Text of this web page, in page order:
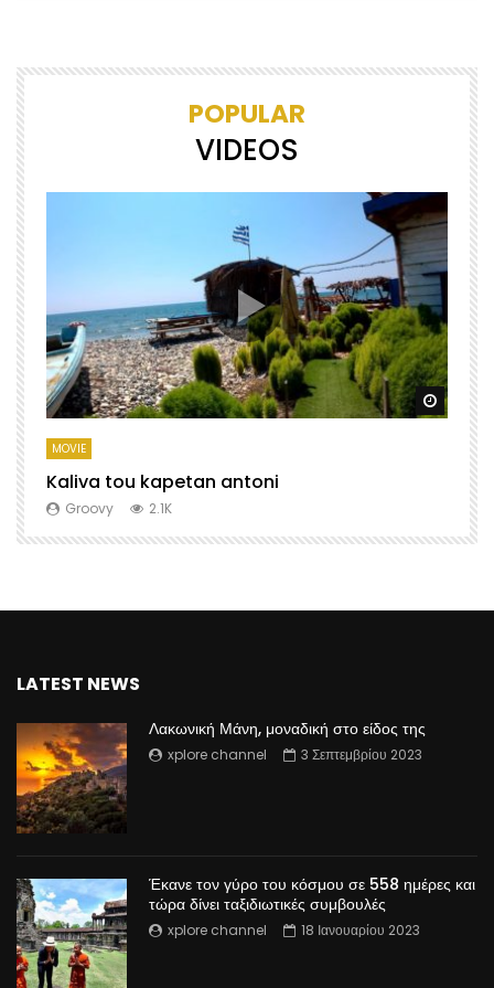
POPULAR
VIDEOS
Watch Later Watch
MOVIE
Kaliva tou kapetan antoni
Groovy 2.1K
LATEST NEWS
Λακωνική Μάνη, μοναδική στο είδος της
xplore channel 3 Σεπτεμβρίου 2023
Έκανε τον γύρο του κόσμου σε 558 ημέρες και
τώρα δίνει ταξιδιωτικές συμβουλές
xplore channel 18 Ιανουαρίου 2023